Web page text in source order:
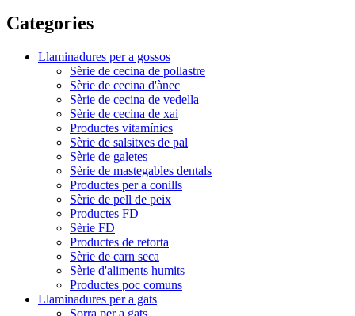
Categories
Llaminadures per a gossos
Sèrie de cecina de pollastre
Sèrie de cecina d'ànec
Sèrie de cecina de vedella
Sèrie de cecina de xai
Productes vitamínics
Sèrie de salsitxes de pal
Sèrie de galetes
Sèrie de mastegables dentals
Productes per a conills
Sèrie de pell de peix
Productes FD
Sèrie FD
Productes de retorta
Sèrie de carn seca
Sèrie d'aliments humits
Productes poc comuns
Llaminadures per a gats
Sorra per a gats